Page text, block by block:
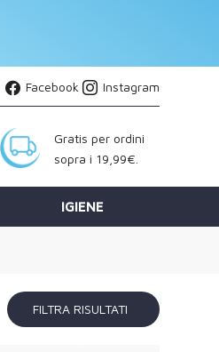
Facebook Instagram
Gratis per ordini
sopra i 19,99€.
IGIENE
FILTRA RISULTATI